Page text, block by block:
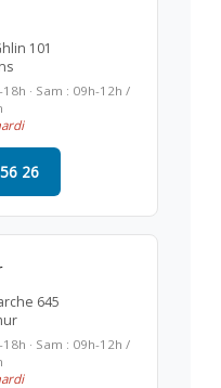
101
· Sam : 09h-12h /
26
645
· Sam : 09h-12h /